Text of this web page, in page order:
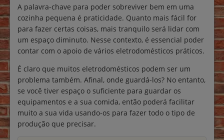
A palavra-chave para poder sobreviver bem em uma
cozinha pequena é praticidade. Quanto mais fácil for
para fazer certas coisas, mais tranquilo será lidar com
um espaço diminuto. Nesse contexto, é essencial poder
contar com o apoio de vários eletrodomésticos práticos.
É claro que muitos eletrodomésticos podem ser um
problema também. Afinal, onde guardá-los? No entanto,
se você tiver espaço o suficiente para guardar os
equipamentos e a sua comida, então poderá facilitar
muito a sua vida usando-os para fazer todo o tipo de
produção que precisar.